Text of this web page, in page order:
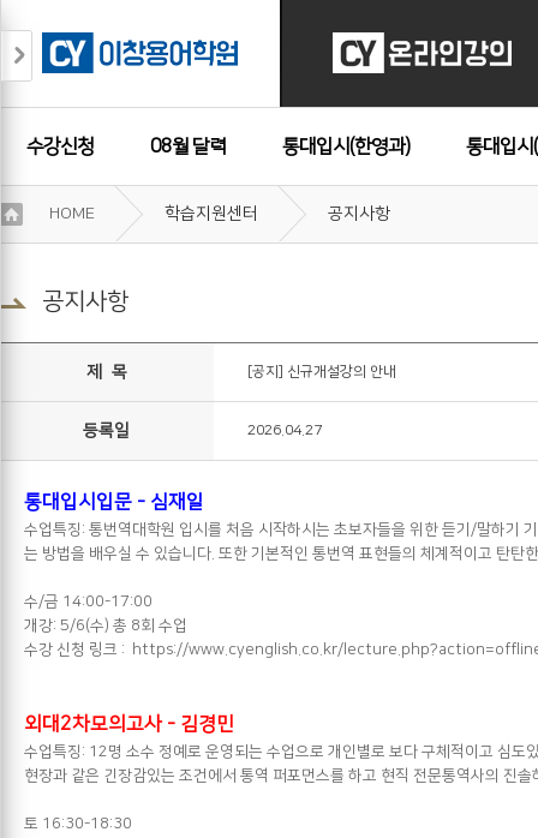
수강신청 08월 달력 통대입시(한영과) 통대입시
수강후기
용
약
개
기
HOME 학습지원센터 공지사항
공지사항
제 목 [공지] 신규개설강의 안내
등록일 2026.04.27
통대입시입문 - 심재일
수업특징: 통번역대학원 입시를 처음 시작하시는 초보자들을 위한 듣기/말하기
는 방법을 배우실 수 있습니다. 또한 기본적인 통번역 표현들의 체계적이고 탄탄
수/금 14:00-17:00
개강: 5/6(수) 총 8회 수업
수강 신청 링크 :
https://www.cyenglish.co.kr/
외대2차모의고사 - 김경민
수업특징: 12명 소수 정예로 운영되는 수업으로 개인별로 보다 구체적이고 심
현장과 같은 긴장감있는 조건에서 통역 퍼포먼스를 하고 현직 전문통역사의 진
토 16:30-18:30